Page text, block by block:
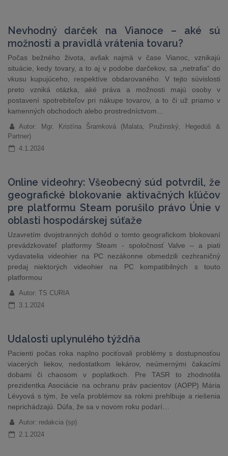
Nevhodný darček na Vianoce – aké sú
možnosti a pravidlá vrátenia tovaru?
Počas bežného života, avšak najmä v čase Vianoc, vznikajú
situácie, kedy tovary, a to aj v podobe darčekov, sa „netrafia“ do
vkusu kupujúceho, respektíve obdarovaného. V tejto súvislosti
preto vzniká otázka, aké práva a možnosti majú osoby v
postavení spotrebiteľov pri nákupe tovarov, a to či už priamo v
kamenných obchodoch alebo prostredníctvom…
Autor: Mgr. Kristína Šramková (Malata, Pružinský, Hegedüš &
Partner)
4.1.2024
Online videohry: Všeobecný súd potvrdil, že
geografické blokovanie aktivačných kľúčov
pre platformu Steam porušilo právo Únie v
oblasti hospodárskej súťaže
Uzavretím dvojstranných dohôd o tomto geografickom blokovaní
prevádzkovateľ platformy Steam - spoločnosť Valve – a piati
vydavatelia videohier na PC nezákonne obmedzili cezhraničný
predaj niektorých videohier na PC kompatibilných s touto
platformou
Autor: TS CURIA
3.1.2024
Udalosti uplynulého týždňa
Pacienti počas roka naplno pociťovali problémy s dostupnosťou
viacerých liekov, nedostatkom lekárov, neúmernými čakacími
dobami či chaosom v poplatkoch. Pre TASR to zhodnotila
prezidentka Asociácie na ochranu práv pacientov (AOPP) Mária
Lévyová s tým, že veľa problémov sa rokmi prehlbuje a riešenia
neprichádzajú. Dúfa, že sa v novom roku podarí…
Autor: redakcia (sp)
2.1.2024